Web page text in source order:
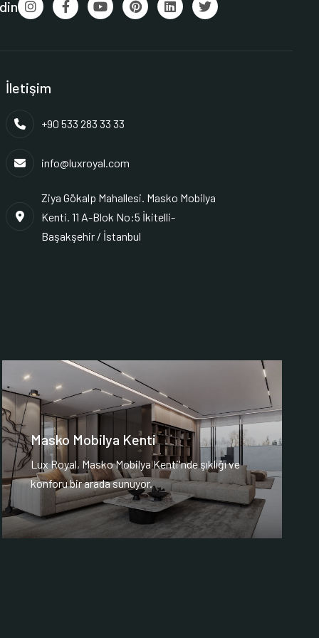
İletişim
+90 533 283 33 33
info@luxroyal.com
Ziya Gökalp Mahallesi. Masko Mobilya
Kenti. 11 A-Blok No:5 İkitelli-
Başakşehir / İstanbul
Masko Mobilya Kenti
Lux Royal, Masko Mobilya Kenti'nde şıklığı ve
konforu bir arada sunuyor.